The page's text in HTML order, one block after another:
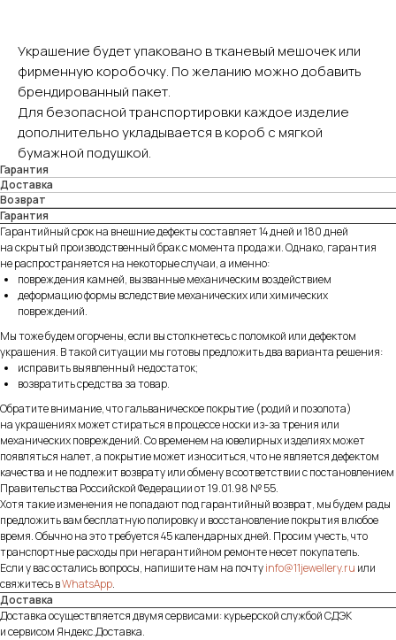
Украшение будет упаковано в тканевый мешочек или
фирменную коробочку. По желанию можно добавить
брендированный пакет.
Для безопасной транспортировки каждое изделие
дополнительно укладывается в короб с мягкой
бумажной подушкой.
Гарантия
Доставка
Возврат
Гарантия
Гарантийный срок на внешние дефекты составляет 14 дней и 180 дней
на скрытый производственный брак с момента продажи. Однако, гарантия
не распространяется на некоторые случаи, а именно:
повреждения камней, вызванные механическим воздействием
деформацию формы вследствие механических или химических
повреждений.
Мы тоже будем огорчены, если вы столкнетесь с поломкой или дефектом
украшения. В такой ситуации мы готовы предложить два варианта решения:
исправить выявленный недостаток;
возвратить средства за товар.
Обратите внимание, что гальваническое покрытие (родий и позолота)
на украшениях может стираться в процессе носки из-за трения или
механических повреждений. Со временем на ювелирных изделиях может
появляться налет, а покрытие может износиться, что не является дефектом
качества и не подлежит возврату или обмену в соответствии с постановлением
Правительства Российской Федерации от 19.01.98 № 55.
Хотя такие изменения не попадают под гарантийный возврат, мы будем рады
предложить вам бесплатную полировку и восстановление покрытия в любое
время. Обычно на это требуется 45 календарных дней. Просим учесть, что
транспортные расходы при негарантийном ремонте несет покупатель.
Если у вас остались вопросы, напишите нам на почтуinfo@11jewellery.ru или
свяжитесь вWhatsApp.
Доставка
Доставка осуществляется двумя сервисами: курьерской службой СДЭК
и сервисом Яндекс.Доставка.